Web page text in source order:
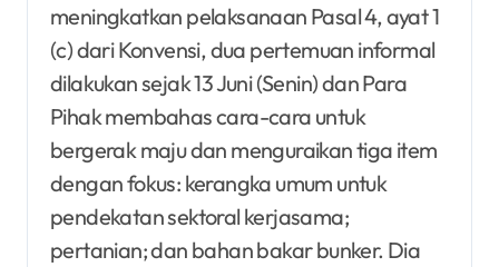
meningkatkan pelaksanaan Pasal 4, ayat 1
(c) dari Konvensi, dua pertemuan informal
dilakukan sejak 13 Juni (Senin) dan Para
Pihak membahas cara-cara untuk
bergerak maju dan menguraikan tiga item
dengan fokus: kerangka umum untuk
pendekatan sektoral kerjasama;
pertanian; dan bahan bakar bunker. Dia